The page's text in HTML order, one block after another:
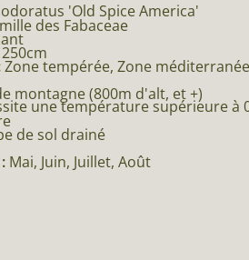
'Old Spice America'
des Fabaceae
250cm
Zone tempérée, Zone
montagne (800m d'alt, et +)
une température supérieure à
de sol drainé
Mai, Juin, Juillet, Août